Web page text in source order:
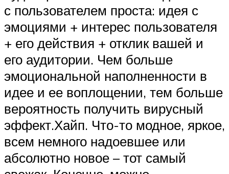
с пользователем проста: идея с
эмоциями + интерес пользователя
+ его действия + отклик вашей и
его аудитории. Чем больше
эмоциональной наполненности в
идее и ее воплощении, тем больше
вероятность получить вирусный
эффект.Хайп. Что-то модное, яркое,
всем немного надоевшее или
абсолютно новое – тот самый